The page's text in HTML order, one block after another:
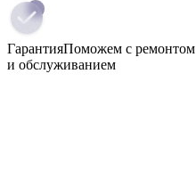
ГарантияПоможем с ремонтом
и обслуживанием